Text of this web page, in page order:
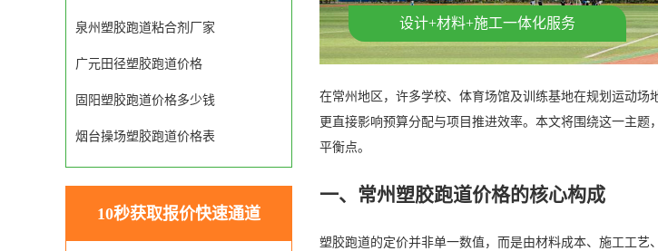
泉州塑胶跑道粘合剂厂家
广元田径塑胶跑道价格
固阳塑胶跑道价格多少钱
烟台操场塑胶跑道价格表
10秒获取报价快速通道
设计+材料+施工一体化服务
在常州地区，许多学校、体育场馆及训练基地在规划运动场
更直接影响预算分配与项目推进效率。本文将围绕这一主
平衡点。
一、常州塑胶跑道价格的核心构成
塑胶跑道的定价并非单一数值，而是由材料成本、施工工艺